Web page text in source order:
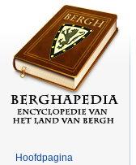
Hoofdpagina